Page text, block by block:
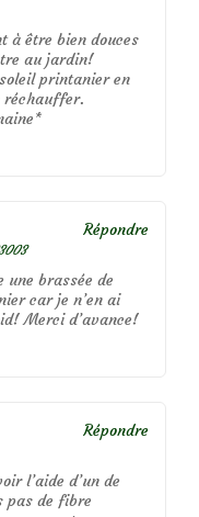
à être bien douces
au jardin!
printanier en
réchauffer.
une brassée de
car je n’en ai
Merci d’avance!
Répondre
l’aide d’un de
pas de fibre
Répondre